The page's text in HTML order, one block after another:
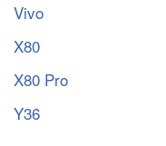
Vivo
X80
X80 Pro
Y36